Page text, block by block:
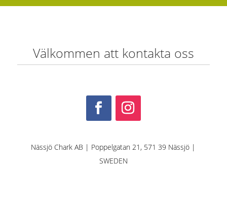
Välkommen att kontakta oss
Nässjö Chark AB | Poppelgatan 21, 571 39 Nässjö |
SWEDEN